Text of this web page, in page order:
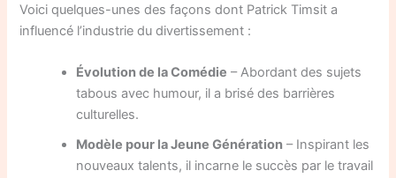
Voici quelques-unes des façons dont Patrick Timsit a
influencé l’industrie du divertissement :
Évolution de la Comédie – Abordant des sujets
tabous avec humour, il a brisé des barrières
culturelles.
Modèle pour la Jeune Génération – Inspirant les
nouveaux talents, il incarne le succès par le travail